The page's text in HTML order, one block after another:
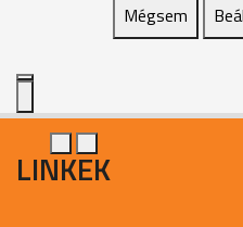
Mégsem
LINKEK